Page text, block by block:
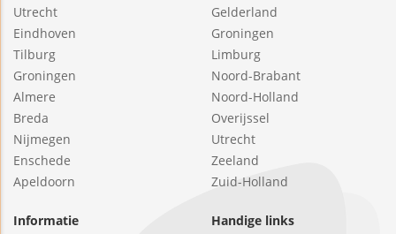
Utrecht
Eindhoven
Tilburg
Groningen
Almere
Breda
Nijmegen
Enschede
Apeldoorn
Gelderland
Groningen
Limburg
Noord-Brabant
Noord-Holland
Overijssel
Utrecht
Zeeland
Zuid-Holland
Informatie
Handige links